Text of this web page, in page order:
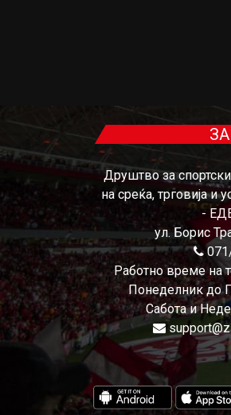
Друштво за
на среќа, трговија
-
ул. Борис
Работно време на
Понеделник до
Сабота и